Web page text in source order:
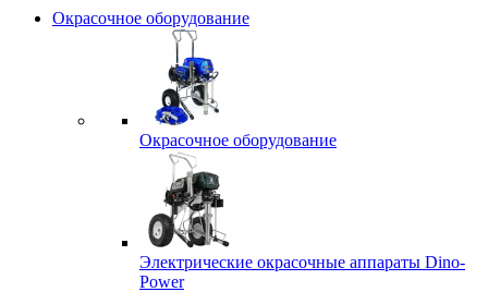
Окрасочное оборудование
Окрасочное оборудование
Электрические окрасочные аппараты Dino-
Power